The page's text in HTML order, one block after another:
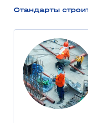
Проектная,
Во второй очереди
№ 5,6,7
— квартиры от 43 м²
— коммерческие
— охраняемая
площадками для
и взрослых;
Стандарты